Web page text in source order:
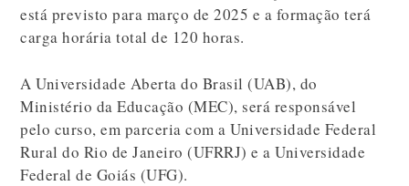
está previsto para março de 2025 e a formação terá
carga horária total de 120 horas.
A Universidade Aberta do Brasil (UAB), do
Ministério da Educação (MEC), será responsável
pelo curso, em parceria com a Universidade Federal
Rural do Rio de Janeiro (UFRRJ) e a Universidade
Federal de Goiás (UFG).